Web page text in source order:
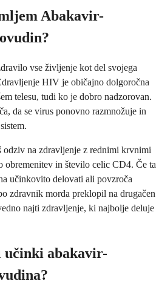
Abakavir-
vse življenje kot del svojega
HIV je običajno dolgoročna
telesu, tudi ko je dobro nadzorovan.
da se virus ponovno razmnožuje in
odziv na zdravljenje z rednimi krvnimi
obremenitev in število celic CD4. Če ta
učinkovito delovati ali povzroča
zdravnik morda preklopil na drugačen
najti zdravljenje, ki najbolje deluje
učinki abakavir-